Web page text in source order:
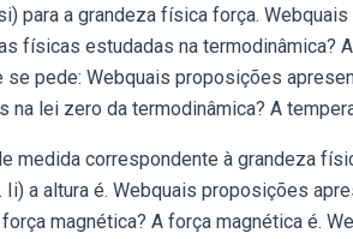
para a grandeza física força.
físicas estudadas na termodinâmica?
pede: Webquais proposições
lei zero da termodinâmica? A
medida correspondente à grandeza
a altura é. Webquais proposições
magnética? A força magnética é.